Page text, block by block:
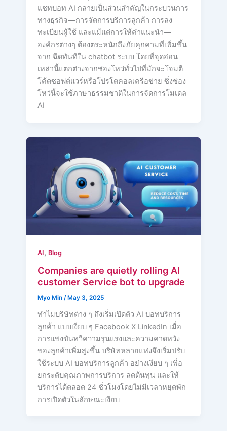
แชทบอท AI กลายเป็นส่วนสำคัญในกระบวนการ
ทางธุรกิจ—การจัดการบริการลูกค้า การลง
ทะเบียนผู้ใช้ และแม้แต่การให้คำแนะนำ—
องค์กรต่างๆ ต้องตระหนักถึงภัยคุกคามที่เพิ่มขึ้น
จาก ฉีดทันทีใน chatbot ระบบ โดยที่จุดอ่อน
เหล่านี้แตกต่างจากช่องโหว่ทั่วไปที่มักจะโจมตี
โค้ดซอฟต์แวร์หรือโปรโตคอลเครือข่าย ซึ่งช่อง
โหว่นี้จะใช้ภาษาธรรมชาติในการจัดการโมเดล
AI
AI, Blog
Companies are quietly rolling AI
customer Service bot to upgrade
Myo Min /May 3, 2025
ทำไมบริษัทต่าง ๆ ถึงเริ่มเปิดตัว AI บอทบริการ
ลูกค้า แบบเงียบ ๆ Facebook X LinkedIn เมื่อ
การแข่งขันทวีความรุนแรงและความคาดหวัง
ของลูกค้าเพิ่มสูงขึ้น บริษัทหลายแห่งจึงเริ่มปรับ
ใช้ระบบ AI บอทบริการลูกค้า อย่างเงียบ ๆ เพื่อ
ยกระดับคุณภาพการบริการ ลดต้นทุน และให้
บริการได้ตลอด 24 ชั่วโมงโดยไม่มีเวลาหยุดพัก
การเปิดตัวในลักษณะเงียบ